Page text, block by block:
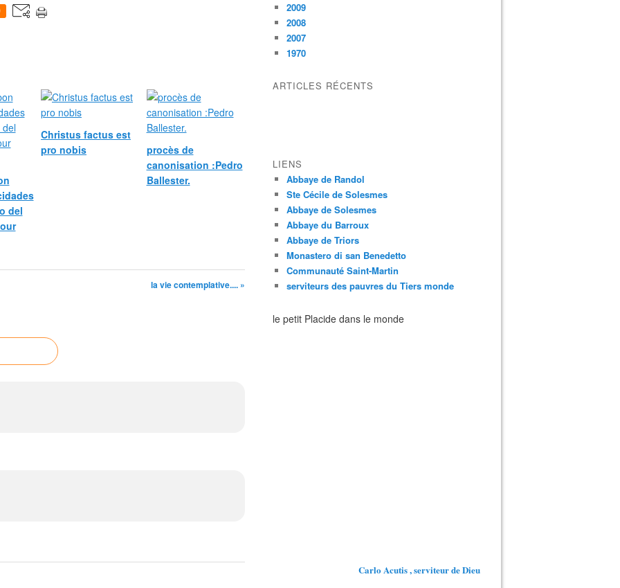
del
Christus factus est
pro nobis
procès de
canonisation :Pedro
Ballester.
la vie contemplative.... »
2009
2008
2007
1970
ARTICLES RÉCENTS
LIENS
Abbaye de Randol
Ste Cécile de Solesmes
Abbaye de Solesmes
Abbaye du Barroux
Abbaye de Triors
Monastero di san Benedetto
Communauté Saint-Martin
serviteurs des pauvres du Tiers monde
le petit Placide dans le monde
Carlo Acutis , serviteur de Dieu